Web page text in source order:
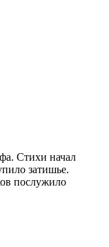
Стихи начал
затишье.
послужило